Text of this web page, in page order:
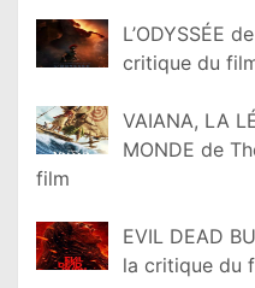
L’ODYSSÉE
critique du
VAIANA, LA
MONDE de
film
EVIL DEAD
la critique du